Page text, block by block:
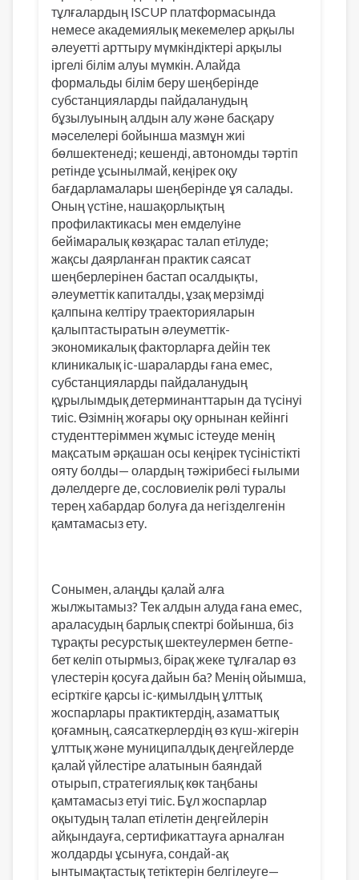
тұлғалардың ISCUP платформасында
немесе академиялық мекемелер арқылы
әлеуетті арттыру мүмкіндіктері арқылы
іргелі білім алуы мүмкін. Алайда
формальды білім беру шеңберінде
субстанцияларды пайдаланудың
бұзылуының алдын алу және басқару
мәселелері бойынша мазмұн жиі
бөлшектенеді; кешенді, автономды тәртіп
ретінде ұсынылмай, кеңірек оқу
бағдарламалары шеңберінде ұя салады.
Оның үстiне, нашақорлықтың
профилактикасы мен емделуiне
бейiмаралық көзқарас талап етiлуде;
жақсы даярланған практик саясат
шеңберлерінен бастап осалдықты,
әлеуметтік капиталды, ұзақ мерзімді
қалпына келтіру траекторияларын
қалыптастыратын әлеуметтік-
экономикалық факторларға дейін тек
клиникалық іс-шараларды ғана емес,
субстанцияларды пайдаланудың
құрылымдық детерминанттарын да түсінуі
тиіс. Өзімнің жоғары оқу орнынан кейінгі
студенттеріммен жұмыс істеуде менің
мақсатым әрқашан осы кеңірек түсіністікті
ояту болды— олардың тәжірибесі ғылыми
дәлелдерге де, сословиелік рөлі туралы
терең хабардар болуға да негізделгенін
қамтамасыз ету.
Сонымен, алаңды қалай алға
жылжытамыз? Тек алдын алуда ғана емес,
араласудың барлық спектрі бойынша, біз
тұрақты ресурстық шектеулермен бетпе-
бет келіп отырмыз, бірақ жеке тұлғалар өз
үлестерін қосуға дайын ба? Менің ойымша,
есірткіге қарсы іс-қимылдың ұлттық
жоспарлары практиктердің, азаматтық
қоғамның, саясаткерлердің өз күш-жігерін
ұлттық және муниципалдық деңгейлерде
қалай үйлестіре алатынын баяндай
отырып, стратегиялық көк таңбаны
қамтамасыз етуі тиіс. Бұл жоспарлар
оқытудың талап етілетін деңгейлерін
айқындауға, сертификаттауға арналған
жолдарды ұсынуға, сондай-ақ
ынтымақтастық тетіктерін белгілеуге—